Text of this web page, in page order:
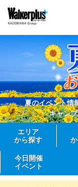
夏のイベント情
キャン
エリア
から探す
今日開催
イベント